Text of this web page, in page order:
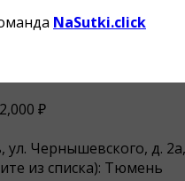
NaSutki.click
2,000 ₽
Чернышевского, д.
из списка): Тюмень